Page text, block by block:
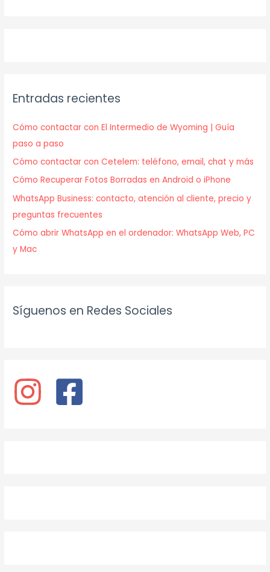
Entradas recientes
Cómo contactar con El Intermedio de Wyoming | Guía
paso a paso
Cómo contactar con Cetelem: teléfono, email, chat y más
Cómo Recuperar Fotos Borradas en Android o iPhone
WhatsApp Business: contacto, atención al cliente, precio y
preguntas frecuentes
Cómo abrir WhatsApp en el ordenador: WhatsApp Web, PC
y Mac
Síguenos en Redes Sociales